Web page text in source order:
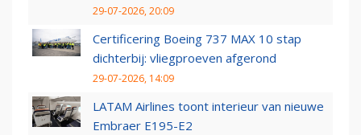
29-07-2026, 20:09
Certificering Boeing 737 MAX 10 stap
dichterbij: vliegproeven afgerond
29-07-2026, 14:09
LATAM Airlines toont interieur van nieuwe
Embraer E195-E2